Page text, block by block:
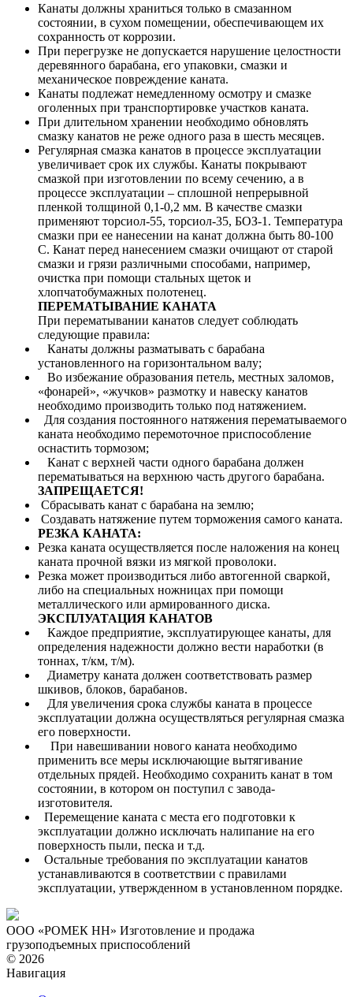
Канаты должны храниться только в смазанном
состоянии, в сухом помещении, обеспечивающем их
сохранность от коррозии.
При перегрузке не допускается нарушение целостности
деревянного барабана, его упаковки, смазки и
механическое повреждение каната.
Канаты подлежат немедленному осмотру и смазке
оголенных при транспортировке участков каната.
При длительном хранении необходимо обновлять
смазку канатов не реже одного раза в шесть месяцев.
Регулярная смазка канатов в процессе эксплуатации
увеличивает срок их службы. Канаты покрывают
смазкой при изготовлении по всему сечению, а в
процессе эксплуатации – сплошной непрерывной
пленкой толщиной 0,1-0,2 мм. В качестве смазки
применяют торсиол-55, торсиол-35, БОЗ-1. Температура
смазки при ее нанесении на канат должна быть 80-100
С. Канат перед нанесением смазки очищают от старой
смазки и грязи различными способами, например,
очистка при помощи стальных щеток и
хлопчатобумажных полотенец.
ПЕРЕМАТЫВАНИЕ КАНАТА
При перематывании канатов следует соблюдать
следующие правила:
Канаты должны разматывать с барабана
установленного на горизонтальном валу;
Во избежание образования петель, местных заломов,
«фонарей», «жучков» размотку и навеску канатов
необходимо производить только под натяжением.
Для создания постоянного натяжения перематываемого
каната необходимо перемоточное приспособление
оснастить тормозом;
Канат с верхней части одного барабана должен
перематываться на верхнюю часть другого барабана.
ЗАПРЕЩАЕТСЯ!
Сбрасывать канат с барабана на землю;
Создавать натяжение путем торможения самого каната.
РЕЗКА КАНАТА:
Резка каната осуществляется после наложения на конец
каната прочной вязки из мягкой проволоки.
Резка может производиться либо автогенной сваркой,
либо на специальных ножницах при помощи
металлического или армированного диска.
ЭКСПЛУАТАЦИЯ КАНАТОВ
Каждое предприятие, эксплуатирующее канаты, для
определения надежности должно вести наработки (в
тоннах, т/км, т/м).
Диаметру каната должен соответствовать размер
шкивов, блоков, барабанов.
Для увеличения срока службы каната в процессе
эксплуатации должна осуществляться регулярная смазка
его поверхности.
При навешивании нового каната необходимо
применить все меры исключающие вытягивание
отдельных прядей. Необходимо сохранить канат в том
состоянии, в котором он поступил с завода-
изготовителя.
Перемещение каната с места его подготовки к
эксплуатации должно исключать налипание на его
поверхность пыли, песка и т.д.
Остальные требования по эксплуатации канатов
устанавливаются в соответствии с правилами
эксплуатации, утвержденном в установленном порядке.
ООО «РОМЕК НН» Изготовление и продажа
грузоподъемных приспособлений
© 2026
Навигация